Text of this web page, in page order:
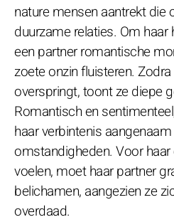
nature mensen aantrekt die
duurzame relaties. Om
een partner romantische
zoete onzin fluisteren.
overspringt, toont ze diepe
Romantisch en
haar verbintenis
omstandigheden. Voor
voelen, moet haar partner
belichamen, aangezien ze
overdaad.